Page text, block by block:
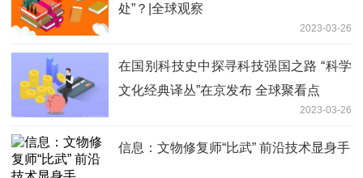
处”？|全球观察
2023-03-26
在国别科技史中探寻科技强国之路 “科学
文化经典译丛”在京发布 全球聚看点
2023-03-26
信息：文物修复师“比武” 前沿技术显身手